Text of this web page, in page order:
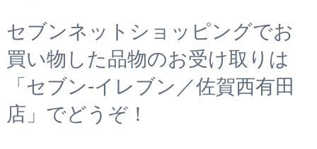
セブンネットショッピングでお
買い物した品物のお受け取りは
「セブン‐イレブン／佐賀西有田
店」でどうぞ！